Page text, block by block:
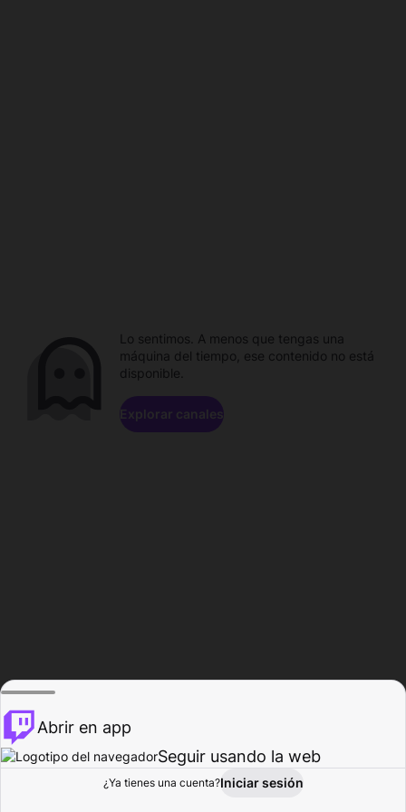
Explorar Actividad
Lo sentimos. A menos que tengas una
máquina del tiempo, ese contenido no está
disponible.
Explorar canales
Abrir en app
Seguir usando la web
¿Ya tienes una cuenta?Iniciar sesión